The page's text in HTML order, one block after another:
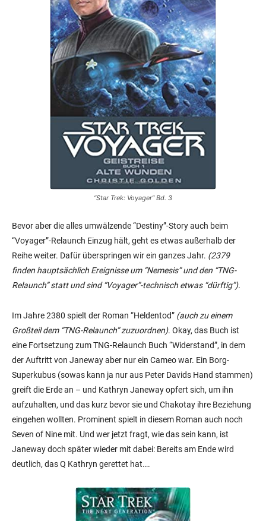
“Star Trek: Voyager” Bd. 3
Bevor aber die alles umwälzende “Destiny”-Story auch beim
“Voyager”-Relaunch Einzug hält, geht es etwas außerhalb der
Reihe weiter. Dafür überspringen wir ein ganzes Jahr. (2379
finden hauptsächlich Ereignisse um “Nemesis” und den “TNG-
Relaunch” statt und sind “Voyager”-technisch etwas “dürftig”).
Im Jahre 2380 spielt der Roman “Heldentod” (auch zu einem
Großteil dem “TNG-Relaunch” zuzuordnen). Okay, das Buch ist
eine Fortsetzung zum TNG-Relaunch Buch “Widerstand”, in dem
der Auftritt von Janeway aber nur ein Cameo war. Ein Borg-
Superkubus (sowas kann ja nur aus Peter Davids Hand stammen)
greift die Erde an – und Kathryn Janeway opfert sich, um ihn
aufzuhalten, und das kurz bevor sie und Chakotay ihre Beziehung
eingehen wollten. Prominent spielt in diesem Roman auch noch
Seven of Nine mit. Und wer jetzt fragt, wie das sein kann, ist
Janeway doch später wieder mit dabei: Bereits am Ende wird
deutlich, das Q Kathryn gerettet hat….